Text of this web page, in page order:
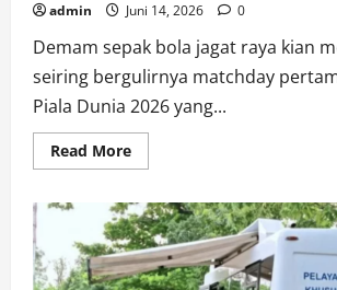
admin Juni 14, 2026 0
Demam sepak bola jagat raya kian
seiring bergulirnya matchday
Piala Dunia 2026 yang...
Read MoreRead
more
Siaran
Langsung
Piala
Dunia
14